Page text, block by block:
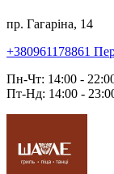
пр. Гагаріна, 14
+380961178861
Пн-Чт: 14:00 -
Пт-Нд: 14:00 -